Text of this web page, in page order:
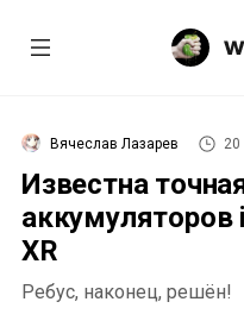
Вячеслав Лазарев 20
Известна
аккумуляторов
XR
Ребус, наконец, решён!